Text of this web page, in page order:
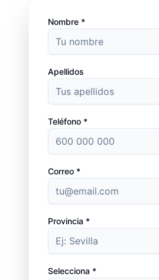
Nombre *
Apellidos
Teléfono *
Correo *
Provincia *
Selecciona *